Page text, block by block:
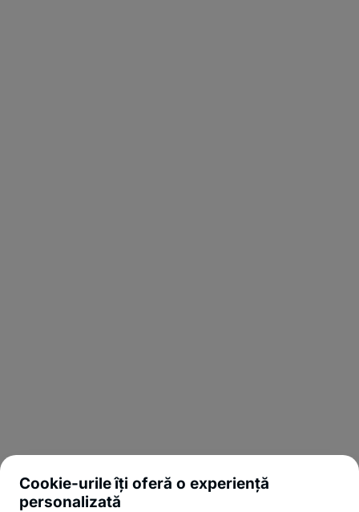
Cookie-urile îți oferă o experiență
personalizată